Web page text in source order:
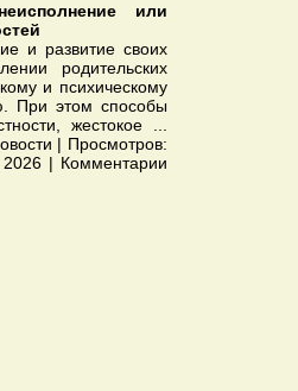
или
и развитие своих
родительских
и психическому
При этом способы
жестокое ...
| Просмотров:
| Комментарии